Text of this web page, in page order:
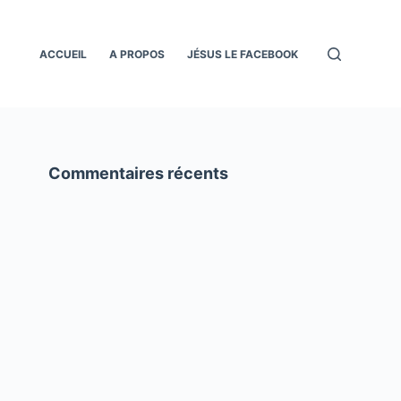
ACCUEIL A PROPOS JÉSUS LE FACEBOOK
Commentaires récents